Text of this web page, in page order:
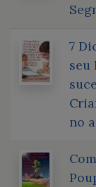
7
seu
no